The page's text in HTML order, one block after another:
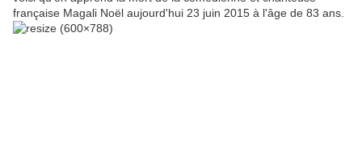
française Magali Noël aujourd'hui 23 juin 2015 à l'âge de 83 ans.